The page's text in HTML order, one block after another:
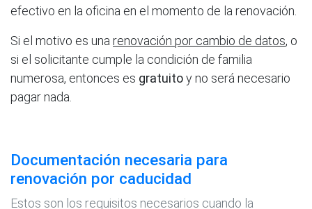
efectivo en la oficina en el momento de la renovación.
Si el motivo es una renovación por cambio de datos, o
si el solicitante cumple la condición de familia
numerosa, entonces es gratuitoy no será necesario
pagar nada.
Documentación necesaria para
renovación por caducidad
Estos son los requisitos necesarios cuando la